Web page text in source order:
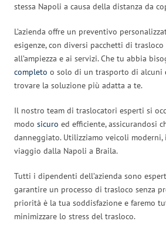
stessa Napoli a causa della distanza da
L’azienda offre un preventivo
esigenze, con diversi pacchetti di
all’ampiezza e ai servizi. Che tu abbia
completo o solo di un trasporto di alcuni
trovare la soluzione più adatta a te.
Il nostro team di traslocatori esperti si
modo sicuro ed efficiente, assicurandosi
danneggiato. Utilizziamo veicoli
viaggio dalla Napoli a Braila.
Tutti i dipendenti dell’azienda sono
garantire un processo di trasloco senza
priorità è la tua soddisfazione e faremo
minimizzare lo stress del trasloco.